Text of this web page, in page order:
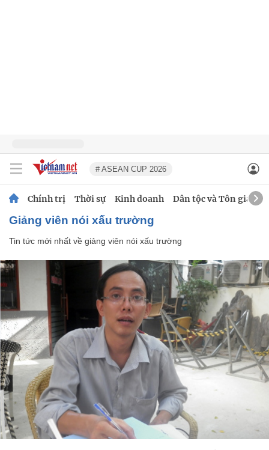
# ASEAN CUP 2026
Chính trị Thời sự Kinh doanh Dân tộc và Tôn giáo
giảng viên nói xấu trường
Tin tức mới nhất về giảng viên nói xấu trường